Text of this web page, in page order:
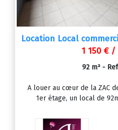
Location Local
1 150 € /
92 m² -
A louer au cœur de la ZAC
1er étage, un local de